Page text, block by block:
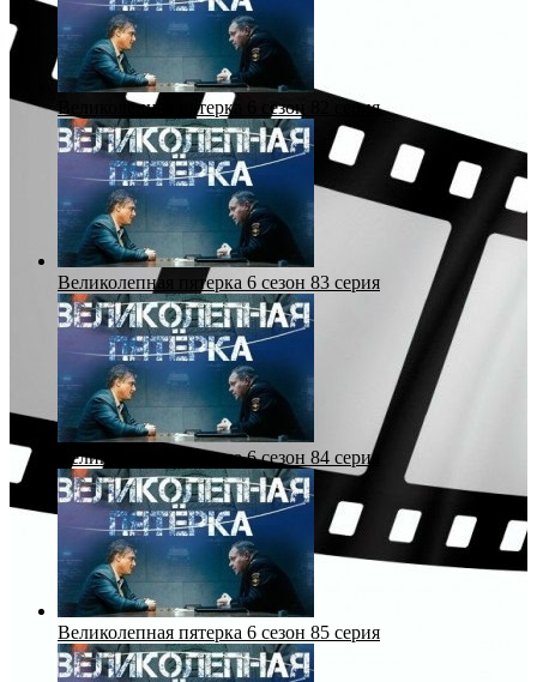
Великолепная пятерка 6 сезон 82 серия
Великолепная пятерка 6 сезон 83 серия
Великолепная пятерка 6 сезон 84 серия
Великолепная пятерка 6 сезон 85 серия